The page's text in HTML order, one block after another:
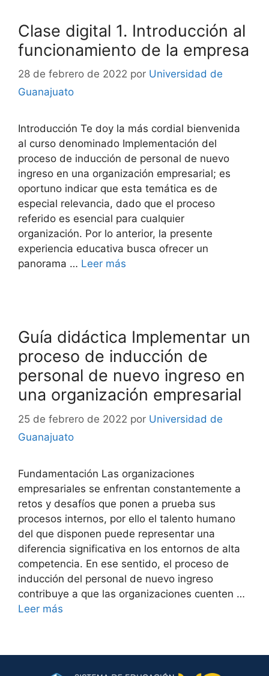
Clase digital 1. Introducción al
funcionamiento de la empresa
28 de febrero de 2022 por Universidad de
Guanajuato
Introducción Te doy la más cordial bienvenida
al curso denominado Implementación del
proceso de inducción de personal de nuevo
ingreso en una organización empresarial; es
oportuno indicar que esta temática es de
especial relevancia, dado que el proceso
referido es esencial para cualquier
organización. Por lo anterior, la presente
experiencia educativa busca ofrecer un
panorama … Leer más
Guía didáctica Implementar un
proceso de inducción de
personal de nuevo ingreso en
una organización empresarial
25 de febrero de 2022 por Universidad de
Guanajuato
Fundamentación Las organizaciones
empresariales se enfrentan constantemente a
retos y desafíos que ponen a prueba sus
procesos internos, por ello el talento humano
del que disponen puede representar una
diferencia significativa en los entornos de alta
competencia. En ese sentido, el proceso de
inducción del personal de nuevo ingreso
contribuye a que las organizaciones cuenten …
Leer más